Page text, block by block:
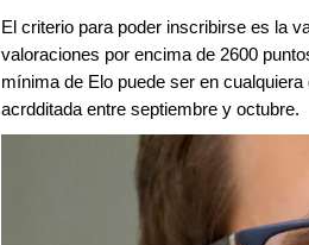
El criterio para poder inscribirse es la
valoraciones por encima de 2600
mínima de Elo puede ser en
acrdditada entre septiembre y octubre.